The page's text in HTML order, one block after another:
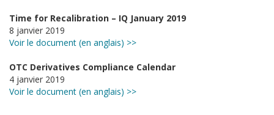
Time for Recalibration – IQ January 2019
8 janvier 2019
Voir le document (en anglais) >>
OTC Derivatives Compliance Calendar
4 janvier 2019
Voir le document (en anglais) >>